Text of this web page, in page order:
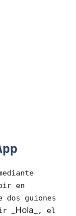
en
guiones
_Hola_
, el